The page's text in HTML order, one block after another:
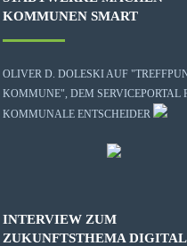
KOMMUNEN SMART
OLIVER D. DOLESKI AUF
KOMMUNE", DEM SERVICEPORTAL
KOMMUNALE ENTSCHEIDER
INTERVIEW ZUM
ZUKUNFTSTHEMA